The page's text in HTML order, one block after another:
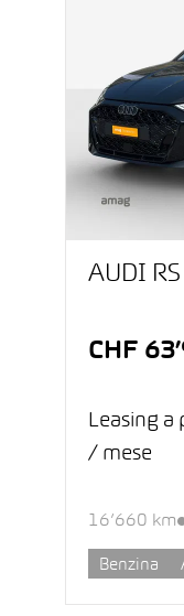
AUDI
CHF
Leasing a
/ mese
16’660 km
Benzina